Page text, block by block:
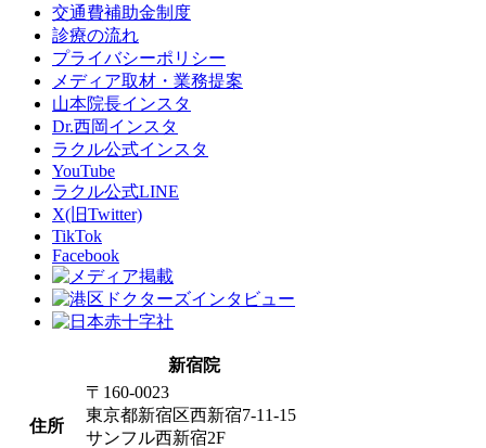
交通費補助金制度
診療の流れ
プライバシーポリシー
メディア取材・業務提案
山本院長インスタ
Dr.西岡インスタ
ラクル公式インスタ
YouTube
ラクル公式LINE
X(旧Twitter)
TikTok
Facebook
新宿院
住所
〒160-0023
東京都新宿区西新宿7-11-15
サンフル西新宿2F